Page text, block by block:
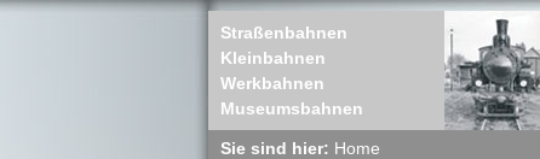
Straßenbahnen
Kleinbahnen
Werkbahnen
Museumsbahnen
Sie sind hier: Home